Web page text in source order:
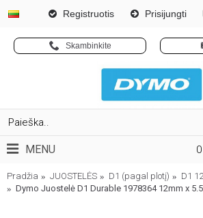
Registruotis Prisijungti
Skambinkite
MENU
Pradžia JUOSTELĖS D1 (pagal plotį)
D1
Dymo Juostelė D1 Durable 1978364 12mm x